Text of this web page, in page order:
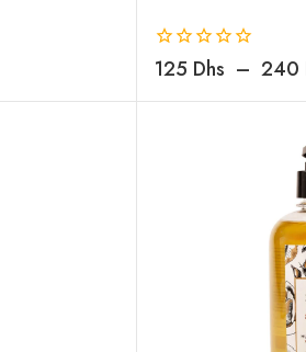
0
5
125 Dhs – 240